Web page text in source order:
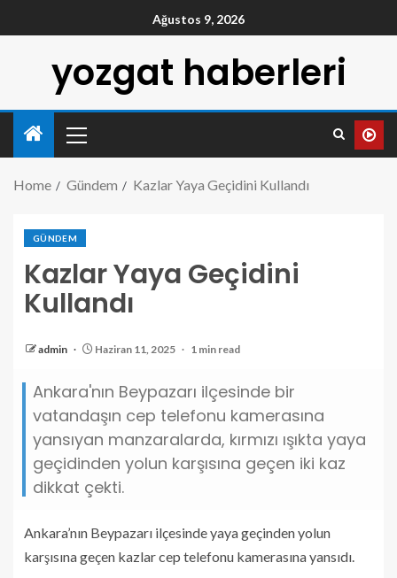
Ağustos 9, 2026
yozgat haberleri
Home Gündem Kazlar Yaya Geçidini Kullandı
GÜNDEM
Kazlar Yaya Geçidini
Kullandı
admin Haziran 11, 2025 1 min read
Ankara'nın Beypazarı ilçesinde bir
vatandaşın cep telefonu kamerasına
yansıyan manzaralarda, kırmızı ışıkta yaya
geçidinden yolun karşısına geçen iki kaz
dikkat çekti.
Ankara’nın Beypazarı ilçesinde yaya geçinden yolun
karşısına geçen kazlar cep telefonu kamerasına yansıdı.